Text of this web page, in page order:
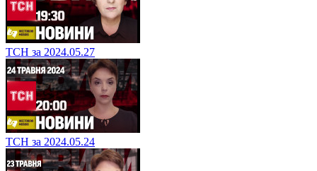
ТСН за 2024.05.27
ТСН за 2024.05.24